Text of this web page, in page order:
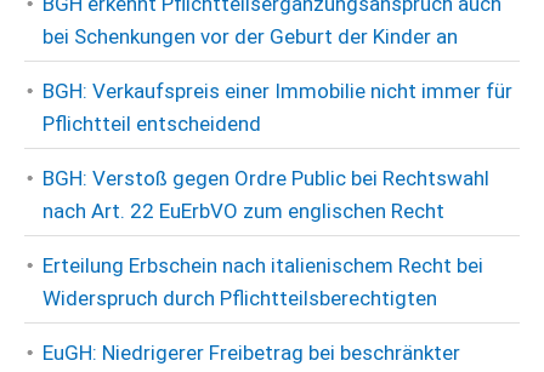
bei Schenkungen vor der Geburt der Kinder an
BGH: Verkaufspreis einer Immobilie nicht immer für
Pflichtteil entscheidend
BGH: Verstoß gegen Ordre Public bei Rechtswahl
nach Art. 22 EuErbVO zum englischen Recht
Erteilung Erbschein nach italienischem Recht bei
Widerspruch durch Pflichtteilsberechtigten
EuGH: Niedrigerer Freibetrag bei beschränkter